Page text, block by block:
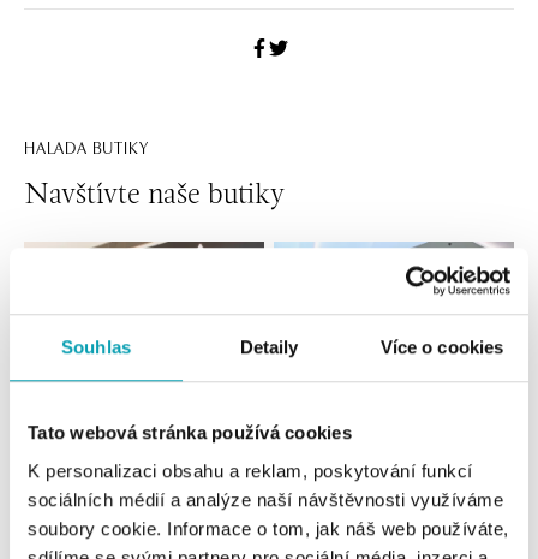
Souhlas Detaily Více o cookies
Tato webová stránka používá cookies
K personalizaci obsahu a reklam, poskytování funkcí
sociálních médií a analýze naší návštěvnosti využíváme
soubory cookie. Informace o tom, jak náš web používáte,
HALADA BUTIKY
Navštívte naše butiky
Všetky Česko Slovensko